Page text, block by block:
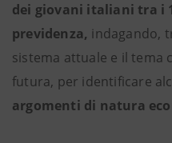
dei giovani italiani tra i
previdenza, indagando,
sistema attuale e il
futura, per identificare
argomenti di natura